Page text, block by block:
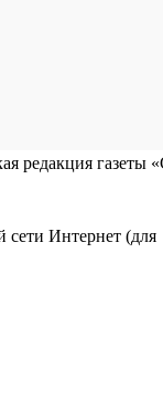
редакция газеты
Интернет (для